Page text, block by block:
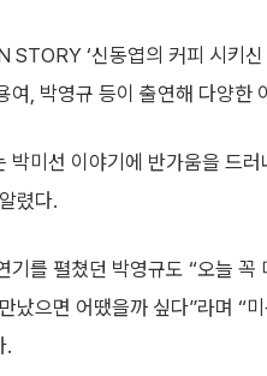
STORY ‘신동엽의 커피 시키신
여, 박영규 등이 출연해 다양한
박미선 이야기에 반가움을 드
렸다.
기를 펼쳤던 박영규도 “오늘 꼭
났으면 어땠을까 싶다”라며 “
.